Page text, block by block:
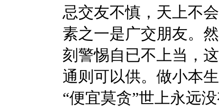
忌交友不慎，天上不
素之一是广交朋友。
刻警惕自已不上当，
通则可以供。做小本
“便宜莫贪”世上永远